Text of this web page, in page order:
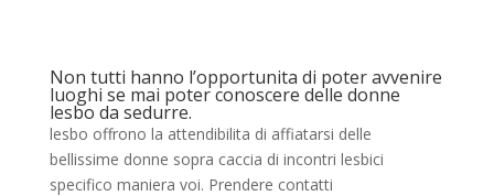
Non tutti hanno l’opportunita di poter avvenire
luoghi se mai poter conoscere delle donne
lesbo da sedurre.
lesbo offrono la attendibilita di affiatarsi delle
bellissime donne sopra caccia di incontri lesbici
specifico maniera voi. Prendere contatti